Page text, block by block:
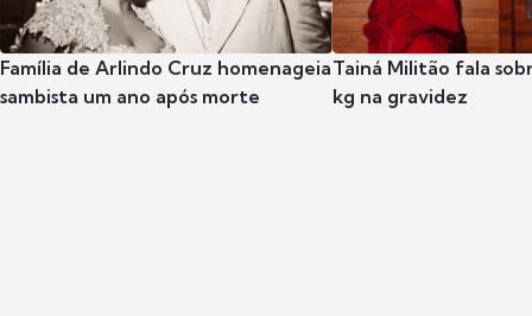
Família de Arlindo Cruz homenageia
sambista um ano após morte
Tainá Militão fala
kg na gravidez